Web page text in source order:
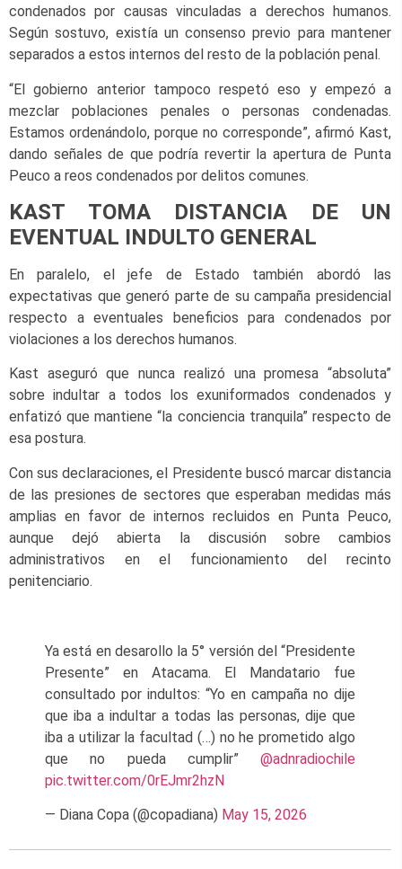
condenados por causas vinculadas a derechos humanos.
Según sostuvo, existía un consenso previo para mantener
separados a estos internos del resto de la población penal.
“El gobierno anterior tampoco respetó eso y empezó a
mezclar poblaciones penales o personas condenadas.
Estamos ordenándolo, porque no corresponde”, afirmó Kast,
dando señales de que podría revertir la apertura de Punta
Peuco a reos condenados por delitos comunes.
KAST TOMA DISTANCIA DE UN
EVENTUAL INDULTO GENERAL
En paralelo, el jefe de Estado también abordó las
expectativas que generó parte de su campaña presidencial
respecto a eventuales beneficios para condenados por
violaciones a los derechos humanos.
Kast aseguró que nunca realizó una promesa “absoluta”
sobre indultar a todos los exuniformados condenados y
enfatizó que mantiene “la conciencia tranquila” respecto de
esa postura.
Con sus declaraciones, el Presidente buscó marcar distancia
de las presiones de sectores que esperaban medidas más
amplias en favor de internos recluidos en Punta Peuco,
aunque dejó abierta la discusión sobre cambios
administrativos en el funcionamiento del recinto
penitenciario.
Ya está en desarollo la 5° versión del “Presidente
Presente” en Atacama. El Mandatario fue
consultado por indultos: “Yo en campaña no dije
que iba a indultar a todas las personas, dije que
iba a utilizar la facultad (…) no he prometido algo
que no pueda cumplir” @adnradiochile
pic.twitter.com/0rEJmr2hzN
— Diana Copa (@copadiana) May 15, 2026